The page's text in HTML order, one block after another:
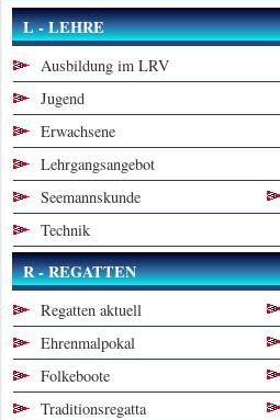
L - LEHRE
Ausbildung im LRV
Jugend
Erwachsene
Lehrgangsangebot
Seemannskunde
Technik
R - REGATTEN
Regatten aktuell
Ehrenmalpokal
Folkeboote
Traditionsregatta